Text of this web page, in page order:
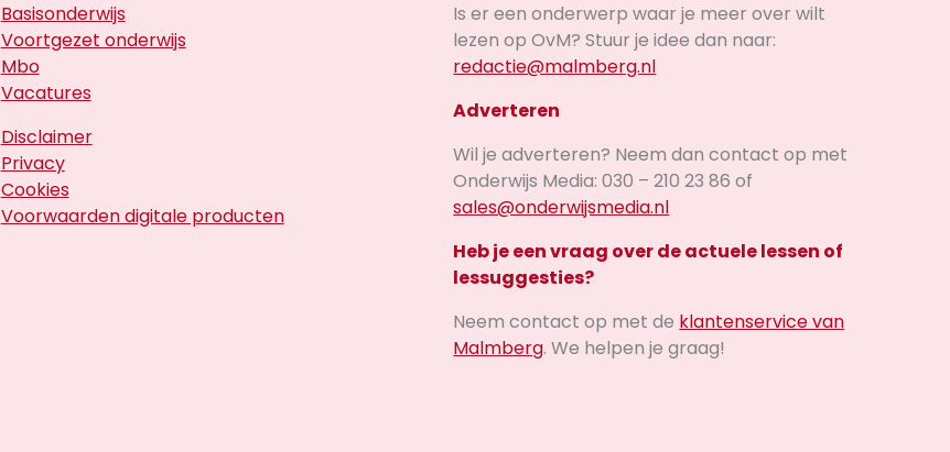
Basisonderwijs
Voortgezet onderwijs
Mbo
Vacatures
Disclaimer
Privacy
Cookies
Voorwaarden digitale producten
Is er een onderwerp waar je meer over wilt
lezen op OvM? Stuur je idee dan naar:
redactie@malmberg.nl
Adverteren
Wil je adverteren? Neem dan contact op met
Onderwijs Media: 030 – 210 23 86 of
sales@onderwijsmedia.nl
Heb je een vraag over de actuele lessen of
lessuggesties?
Neem contact op met de klantenservice van
Malmberg. We helpen je graag!